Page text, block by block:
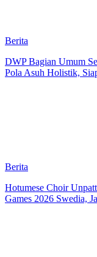
Berita
DWP Bagian Umum
Pola Asuh Holistik,
Berita
Hotumese Choir
Games 2026 Swedia,